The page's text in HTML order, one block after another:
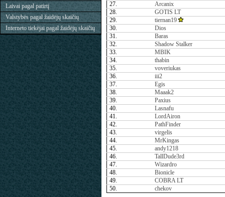
27.
Arcanix
28.
GOTIS LT
29.
tiernan19
30.
Dios
31.
Baras
32.
Shadow Stalker
33.
MBIK
34.
thabin
35.
voveriukas
36.
iii2
37.
Egis
38.
Maaak2
39.
Paxius
40.
Lasnafu
41.
LordAiron
42.
PathFinder
43.
virgelis
44.
MrKingas
45.
andy1218
46.
TallDude3rd
47.
Wizardro
48.
Bionicle
49.
COBRA LT
50.
chekov
Laivai pagal patirtį
Valstybės pagal žaidėjų skaičių
Interneto tiekėjai pagal žaidėjų skaičių